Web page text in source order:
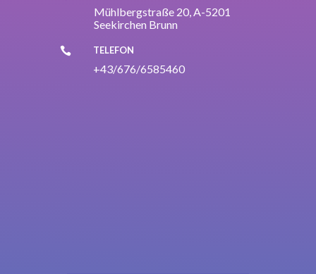
Mühlbergstraße 20, A-5201
Seekirchen Brunn
 TELEFON
+43/676/6585460